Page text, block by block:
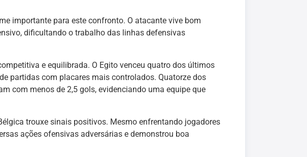
importante para este confronto. O atacante vive bom
dificultando o trabalho das linhas defensivas
e equilibrada. O Egito venceu quatro dos últimos
partidas com placares mais controlados. Quatorze dos
com menos de 2,5 gols, evidenciando uma equipe que
trouxe sinais positivos. Mesmo enfrentando jogadores
ações ofensivas adversárias e demonstrou boa